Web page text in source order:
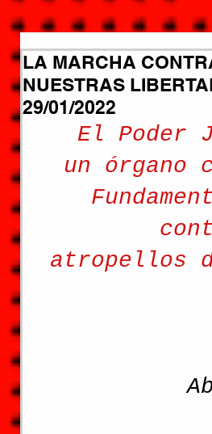
LA MARCHA
NUESTRAS
29/01/2022
El Poder
un órgano
atropellos